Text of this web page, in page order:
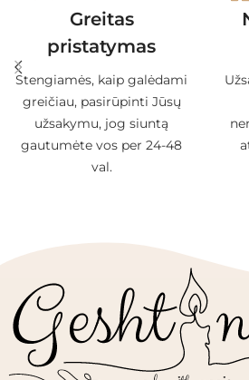
Greitas
pristatymas
Stengiamės, kaip galėdami
greičiau, pasirūpinti Jūsų
užsakymu, jog siuntą
gautumėte vos per 24-48
val.